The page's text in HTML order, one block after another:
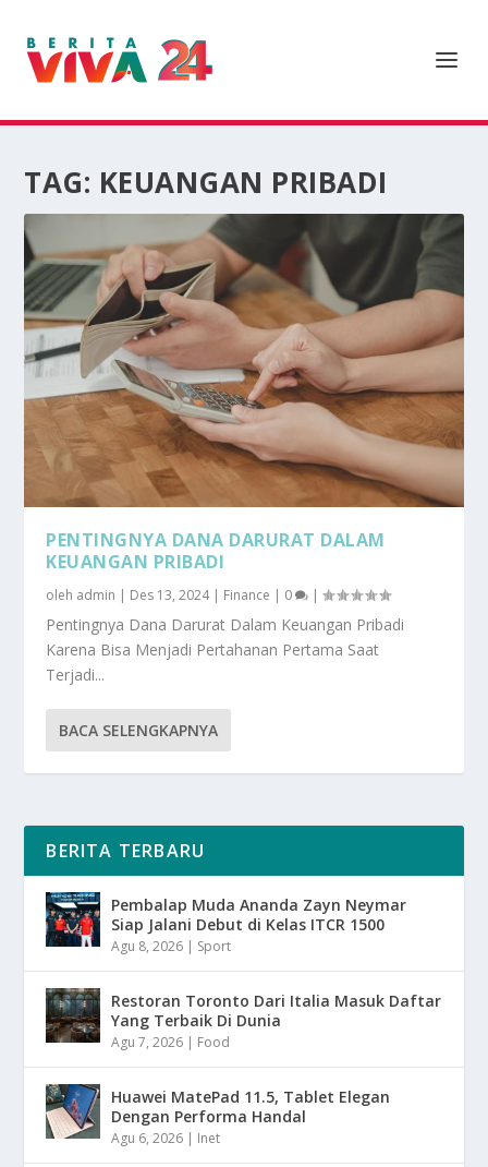
TAG: KEUANGAN PRIBADI
PENTINGNYA DANA DARURAT DALAM
KEUANGAN PRIBADI
oleh admin | Des 13, 2024| Finance | 0 |
Pentingnya Dana Darurat Dalam Keuangan Pribadi
Karena Bisa Menjadi Pertahanan Pertama Saat
Terjadi...
BACA SELENGKAPNYA
BERITA TERBARU
Pembalap Muda Ananda Zayn Neymar
Siap Jalani Debut di Kelas ITCR 1500
Agu 8, 2026 | Sport
Restoran Toronto Dari Italia Masuk Daftar
Yang Terbaik Di Dunia
Agu 7, 2026 | Food
Huawei MatePad 11.5, Tablet Elegan
Dengan Performa Handal
Agu 6, 2026 | Inet